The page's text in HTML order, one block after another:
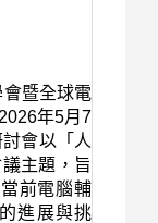
暨全球電
2026年5月 7
會以「人
議主題，旨
前電腦輔
進展與挑